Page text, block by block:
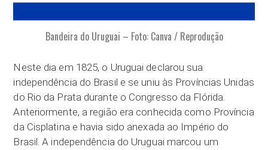
Bandeira do Uruguai – Foto: Canva / Reprodução
Neste dia em 1825, o Uruguai declarou sua
independência do Brasil e se uniu às Províncias Unidas
do Rio da Prata durante o Congresso da Flórida.
Anteriormente, a região era conhecida como Província
da Cisplatina e havia sido anexada ao Império do
Brasil. A independência do Uruguai marcou um